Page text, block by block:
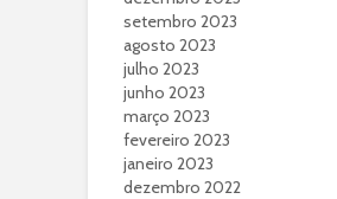
setembro 2023
agosto 2023
julho 2023
junho 2023
março 2023
fevereiro 2023
janeiro 2023
dezembro 2022